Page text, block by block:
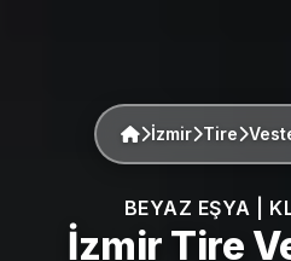
İzmir Tire
BEYAZ EŞYA |
İzmir Tire